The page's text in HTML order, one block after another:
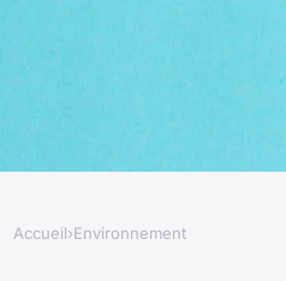
Accueil›Environnement